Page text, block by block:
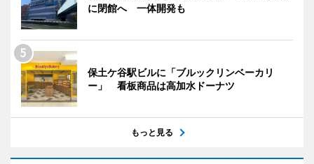
に閉館へ 一体開発も
保土ケ谷駅ビルに「ブルックリンベーカリ
ー」 看板商品は高加水ドーナツ
もっと見る